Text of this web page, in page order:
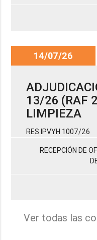
14/07/26
13/26 (RAF
LIMPIEZA
RES IPVYH 1007/26
RECEPCIÓN DE
Ver todas las